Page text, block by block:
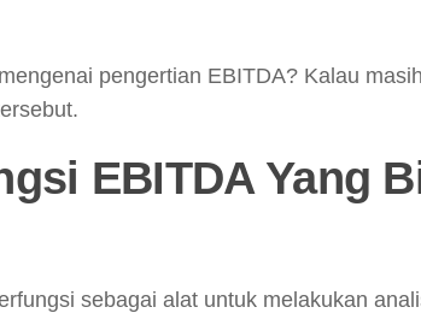
pengertian EBITDA? Kalau
EBITDAYang
sebagai alat untuk melakukan